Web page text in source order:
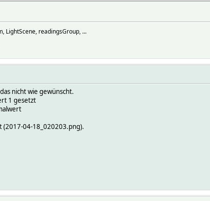
LightScene, readingsGroup, ...
nicht wie gewünscht.
1 gesetzt
(2017-04-18_020203.png).